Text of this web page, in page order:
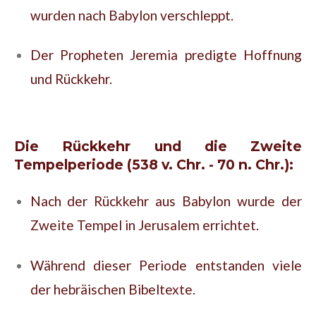
wurden nach Babylon verschleppt.
Der Propheten Jeremia predigte Hoffnung
und Rückkehr.
Die Rückkehr und die Zweite
Tempelperiode (538 v. Chr. - 70 n. Chr.):
Nach der Rückkehr aus Babylon wurde der
Zweite Tempel in Jerusalem errichtet.
Während dieser Periode entstanden viele
der hebräischen Bibeltexte.